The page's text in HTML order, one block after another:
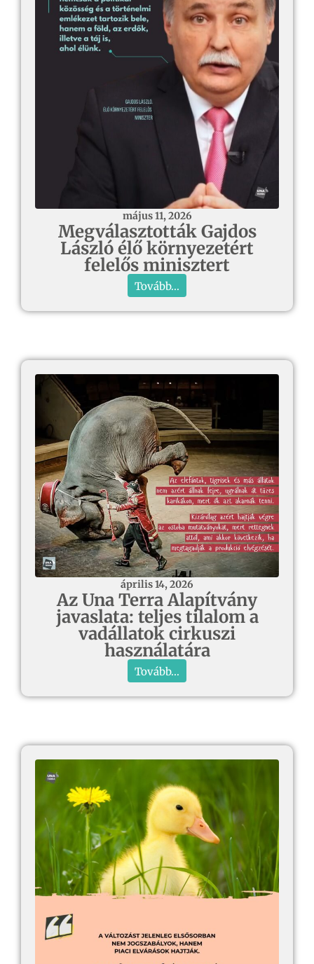
május 11, 2026
Megválasztották Gajdos
László élő környezetért
felelős minisztert
Tovább...
április 14, 2026
Az Una Terra Alapítvány
javaslata: teljes tilalom a
vadállatok cirkuszi
használatára
Tovább...